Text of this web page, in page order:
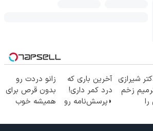
شیرازی
زخم
را
آخرین باری که
درد کمر داری!
◗پرسش‌نامه رو
زانو دردت رو
بدون قرص برای
همیشه خوب
پرسش‌نامه)